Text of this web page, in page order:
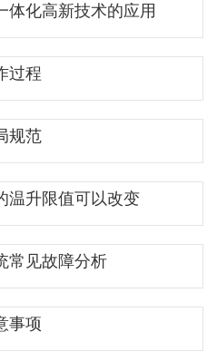
体化高新技术的应用
过程
规范
温升限值可以改变
常见故障分析
事项